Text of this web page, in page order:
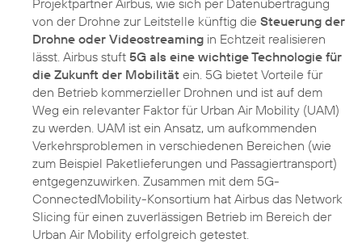
von der Drohne zur Leitstelle künftig die Steuerung der
Drohne oder Videostreaming in Echtzeit realisieren
lässt. Airbus stuft 5G als eine wichtige Technologie für
die Zukunft der Mobilität ein. 5G bietet Vorteile für
den Betrieb kommerzieller Drohnen und ist auf dem
Weg ein relevanter Faktor für Urban Air Mobility (UAM)
zu werden. UAM ist ein Ansatz, um aufkommenden
Verkehrsproblemen in verschiedenen Bereichen (wie
zum Beispiel Paketlieferungen und Passagiertransport)
entgegenzuwirken. Zusammen mit dem 5G-
ConnectedMobility-Konsortium hat Airbus das Network
Slicing für einen zuverlässigen Betrieb im Bereich der
Urban Air Mobility erfolgreich getestet.